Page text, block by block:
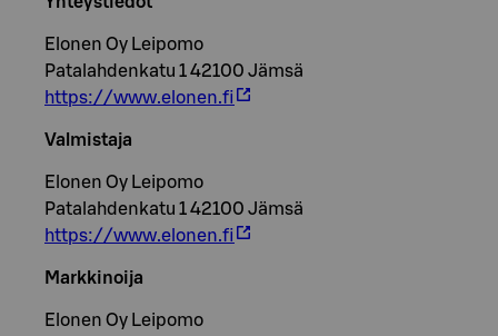
Elonen Oy Leipomo
Patalahdenkatu 1 42100 Jämsä
https://www.elonen.fi
Valmistaja
Elonen Oy Leipomo
Patalahdenkatu 1 42100 Jämsä
https://www.elonen.fi
Markkinoija
Elonen Oy Leipomo